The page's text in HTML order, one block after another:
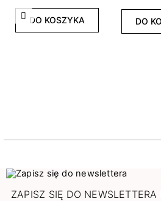
Poprzedni
DO KOSZYKA DO
ZAPISZ SIĘ DO NEWSLETTERA